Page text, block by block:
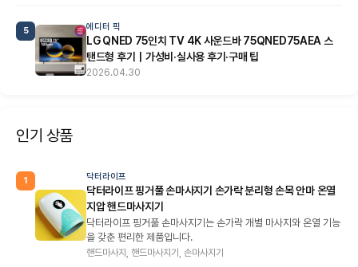
5 에디터 픽
LG QNED 75인치 TV 4K 사운드바 75QNED75AEA 스
탠드형 후기｜가성비·실사용 후기·구매 팁
2026.04.30
인기 상품
1 닥터라이프
닥터라이프 핑거풀 손마사지기 손가락 분리형 손목 안마 온열
지압 핸드마사지기
닥터라이프 핑거풀 손마사지기는 손가락 개별 마사지와 온열 기능
을 갖춘 편리한 제품입니다.
핸드마사지, 핸드마사지기, 손마사지기